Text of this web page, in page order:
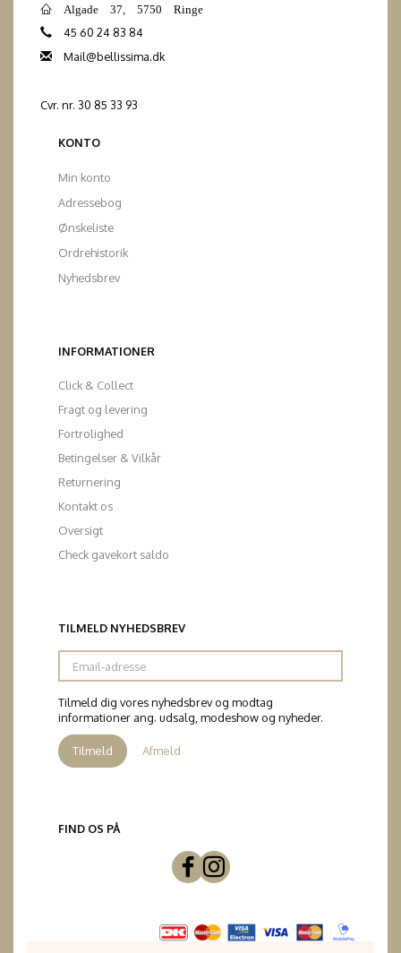
Algade 37, 5750 Ringe
45 60 24 83 84
Mail@bellissima.dk
Cvr. nr. 30 85 33 93
KONTO
Min konto
Adressebog
Ønskeliste
Ordrehistorik
Nyhedsbrev
INFORMATIONER
Click & Collect
Fragt og levering
Fortrolighed
Betingelser & Vilkår
Returnering
Kontakt os
Oversigt
Check gavekort saldo
TILMELD NYHEDSBREV
Email-
adresse
Tilmeld dig vores nyhedsbrev og modtag
informationer ang. udsalg, modeshow og nyheder.
Tilmeld Afmeld
FIND OS PÅ